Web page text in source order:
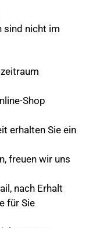
sind nicht im
Shop
erhalten Sie ein
freuen wir uns
nach Erhalt
für Sie